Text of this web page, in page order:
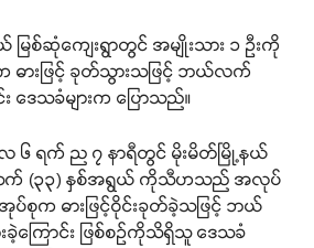
မြစ်ဆုံကျေးရွာတွင် အမျိုးသား ၁ ဦးကို
ားဖြင့် ခုတ်သွားသဖြင့် ဘယ်လက်
ဒေသခံများက ပြောသည်။
၆ ရက် ည ၇ နာရီတွင် မိုးမိတ်မြို့နယ်
အသက် (၃၃) နှစ်အရွယ် ကိုသီဟသည် အလုပ်
စုက ဓားဖြင့်ဝိုင်းခုတ်ခဲ့သဖြင့် ဘယ်
ြောင်း ဖြစ်စဉ်ကိုသိရှိသူ ဒေသခံ